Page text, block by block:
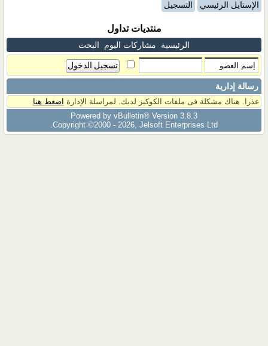
الإستايل الرئيسي التسجيل
منتديات تداول
الرئيسية مشاركات اليوم البحث
رسالة إدارية
عذرا. هناك مشكلة فى ملفات الكوكيز لديك. لمراسلة الإدارة اضغط هنا
Powered by vBulletin® Version 3.8.3
Copyright ©2000 - 2026, Jelsoft Enterprises Ltd.